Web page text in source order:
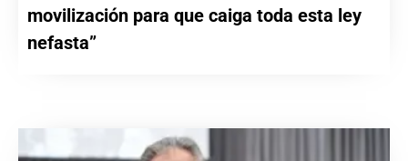
movilización para que caiga toda esta ley
nefasta”